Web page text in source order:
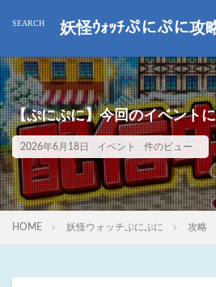
妖怪ｳｫｯﾁぷにぷに攻
【ぷにぷに】今回のイベント
2026年6月18日 イベント 件のビュー
HOME 妖怪ウォッチぷにぷに 攻略